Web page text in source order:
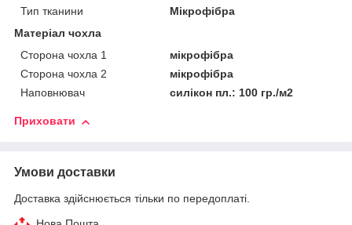
Тип тканини
Мікрофібра
Матеріал чохла
Сторона чохла 1
мікрофібра
Сторона чохла 2
мікрофібра
Наповнювач
силікон пл.: 100 гр./м2
Приховати
Умови доставки
Доставка здійснюється тільки по передоплаті.